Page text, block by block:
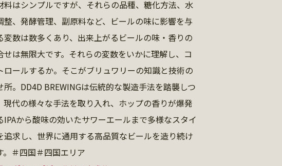
料はシンプルですが、それらの品種、糖化方法、水
整、発酵管理、副原料など、ビールの味に影響を与
変数は数多くあり、出来上がるビールの味・香りの
せは無限大です。それらの変数をいかに理解し、コ
ロールするか。そこがブリュワリーの知識と技術の
所。DD4D BREWINGは伝統的な製造手法を踏襲しつ
現代の様々な手法を取り入れ、ホップの香りが爆発
IPAから酸味の効いたサワーエールまで多様なスタイ
追求し、世界に通用する高品質なビールを造り続け
。＃四国＃四国エリア